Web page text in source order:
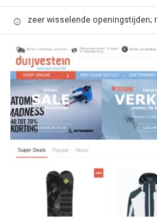
zeer wisselende openingstijden;